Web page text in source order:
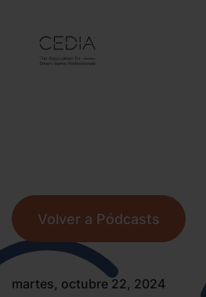
martes, octubre 22, 2024
Volver a Pódcasts